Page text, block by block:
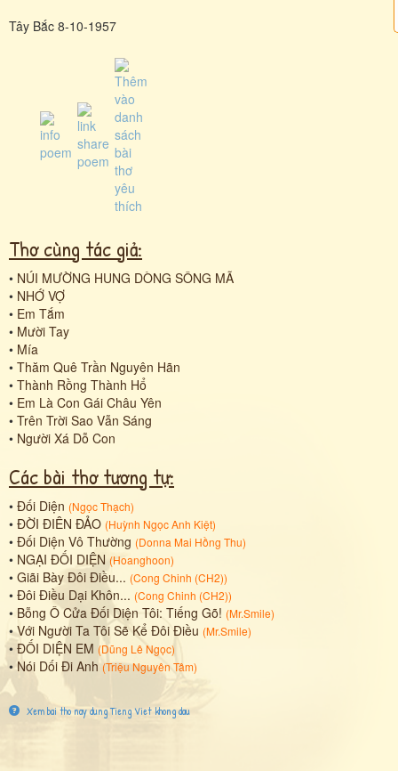
Tây Bắc 8-10-1957
Thơ cùng tác giả:
• NÚI MƯỜNG HUNG DÒNG SÔNG MÃ
• NHỚ VỢ
• Em Tắm
• Mười Tay
• Mía
• Thăm Quê Trần Nguyên Hãn
• Thành Rồng Thành Hổ
• Em Là Con Gái Châu Yên
• Trên Trời Sao Vẫn Sáng
• Người Xá Dỗ Con
Các bài thơ tương tự:
• Đối Diện (Ngọc Thạch)
• ĐỜI ĐIÊN ĐẢO (Huỳnh Ngọc Anh Kiệt)
• Đối Diện Vô Thường (Donna Mai Hồng Thu)
• NGẠI ĐỐI DIỆN (Hoanghoon)
• Giãi Bày Đôi Điều... (Cong Chinh (CH2))
• Đôi Điều Dại Khôn... (Cong Chinh (CH2))
• Bỗng Ô Cửa Đối Diện Tôi: Tiếng Gõ! (Mr.Smile)
•Với Người Ta Tôi Sẽ Kể Đôi Điều (Mr.Smile)
• ĐỐI DIỆN EM (Dũng Lê Ngọc)
•Nói Dối Đi Anh (Triệu Nguyên Tâm)
Xem bai tho nay dung Tieng Viet khong dau